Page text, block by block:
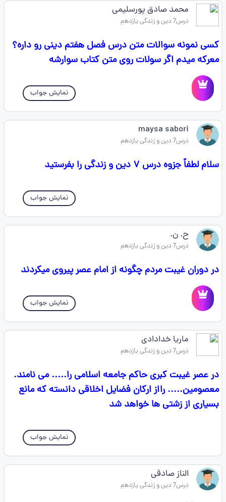
محمد صادق پورسلیمی
درس7 دین و زندگی یازدهم
کسی نمونه سوالات متن درس فصل هفتم دینی رو داره؟
معرکه میدم اگر سولات روی متن کتاب سوارشه
نمایش جواب
maysa sabori
درس7 دین و زندگی یازدهم
سلام لطفاً جزوه درس ۷ دین و زندگی را بفرستید
نمایش جواب
ح. ن.
درس7 دین و زندگی یازدهم
در دوران غیبت مردم چگونه از امام عصر پیروی میکردند
نمایش جواب
ماریا خدادادی
درس7 دین و زندگی یازدهم
در عصر غیبت کبری حاکم جامعه اسلامی را..... می نامند.
معصومین..... رااز ارکان فضایل اخلاقی دانسته که مانع
بسیاری از زشتی ها خواهد شد
نمایش جواب
الناز صادقی
درس7 دین و زندگی یازدهم